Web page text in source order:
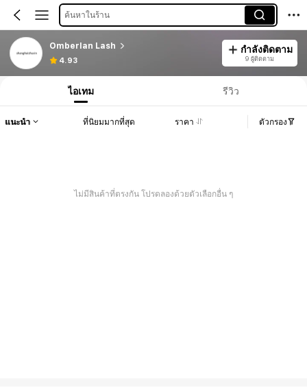
ค้นหาในร้าน
Omberlan Lash
4.93
กำลังติดตาม
9 ผู้ติดตาม
ไอเทม รีวิว
แนะนำ ที่นิยมมากที่สุด ราคา ตัวกรอง
ไม่มีสินค้าที่ตรงกัน โปรดลองด้วยตัวเลือกอื่น ๆ